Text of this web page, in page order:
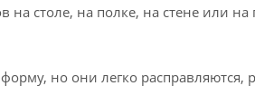
столе, на полке, на стене или
но они легко